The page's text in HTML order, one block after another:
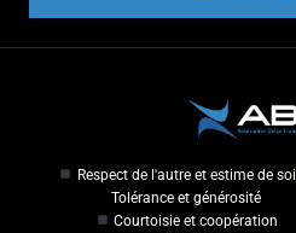
Respect de l'autre et estime de soi
Tolérance et générosité
Courtoisie et coopération